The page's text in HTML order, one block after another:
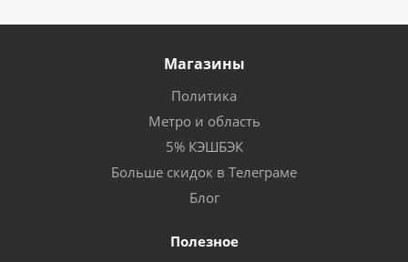
Магазины
Политика
Метро и область
5% КЭШБЭК
Больше скидок в Телеграме
Блог
Полезное